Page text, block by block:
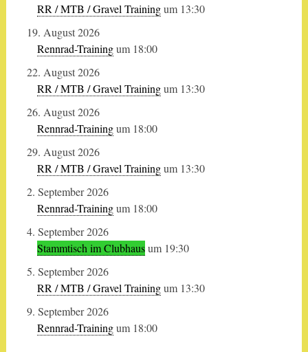
RR / MTB / Gravel Trainingum 13:30
19. August 2026
Rennrad-Trainingum 18:00
22. August 2026
RR / MTB / Gravel Trainingum 13:30
26. August 2026
Rennrad-Trainingum 18:00
29. August 2026
RR / MTB / Gravel Trainingum 13:30
2. September 2026
Rennrad-Trainingum 18:00
4. September 2026
Stammtisch im Clubhausum 19:30
5. September 2026
RR / MTB / Gravel Trainingum 13:30
9. September 2026
Rennrad-Trainingum 18:00